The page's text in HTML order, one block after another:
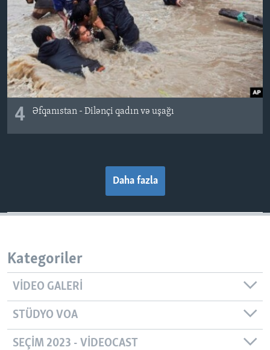
4 Əfqanıstan - Dilənçi qadın və uşağı
Daha fazla
Kategoriler
VIDEO GALERI
STÜDYO VOA
SEÇIM 2023 - VIDEOCAST